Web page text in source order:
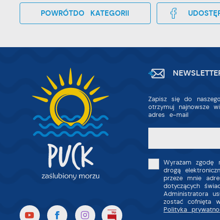
POWRÓTDO KATEGORII
Zapisz się do
otrzymuj najnowsze
adres e-mail
Wyrażam zgodę
drogą
przeze mnie
dotyczących
Administratora
zostać cofnięta
Polityka